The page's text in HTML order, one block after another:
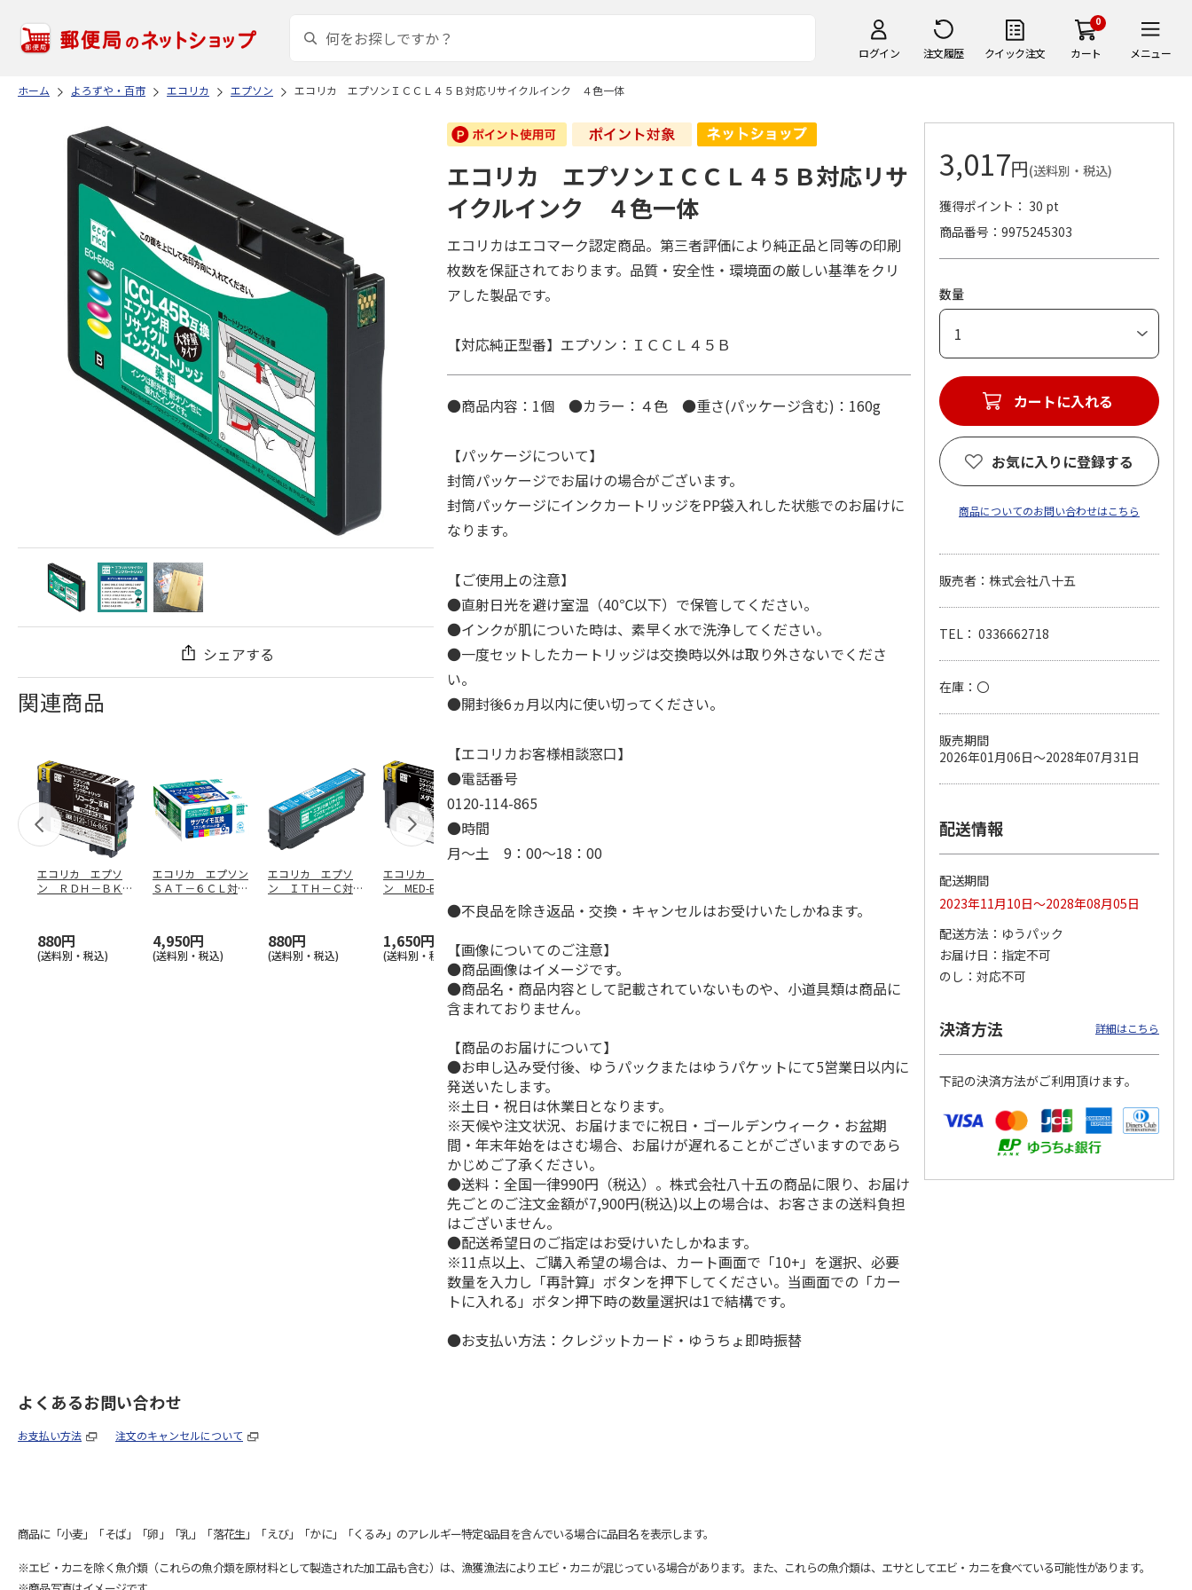
ログイン 注文履歴 クイック注文
0
カート メニュー
ホーム よろずや・百市 エコリカ エプソン エコリカ エプソンＩＣＣＬ４５Ｂ対応リサイクルインク ４色一体
シェアする
関連商品
エコリカ エプソ
ン ＲＤＨ－ＢＫ対
880円
(送料別・税込)
エコリカ エプソン
ＳＡＴ－６ＣＬ対応
4,950円
(送料別・税込)
エコリカ エプソ
ン ＩＴＨ－Ｃ対応
880円
(送料別・税込)
エコリカ エプソ
ン MED-BK対応リ
サイクルインク ブ
1,650円
(送料別・税込)
リサイクルインク
マゼン…
770円
(送料別・税込)
Ｌ対応リサイクルイ
ンク…
応リサイクルイン
ク ライ…
－Ｌ対応リサイクル
インク
エコリカ エプソ
ン ＭＵＧ－４ＣＬ
対応リサイクルイン
3,740円
(送料別・税込)
対応リサイクルイン
エコリカ エプソンＩＣＣＬ４５Ｂ対応リサ
イクルインク ４色一体
エコリカはエコマーク認定商品。第三者評価により純正品と同等の印刷
枚数を保証されております。品質・安全性・環境面の厳しい基準をクリ
アした製品です。
【対応純正型番】エプソン：ＩＣＣＬ４５Ｂ
●商品内容：1個 ●カラー：４色 ●重さ(パッケージ含む)：160g
【パッケージについて】
封筒パッケージでお届けの場合がございます。
封筒パッケージにインクカートリッジをPP袋入れした状態でのお届けに
なります。
【ご使用上の注意】
●直射日光を避け室温（40℃以下）で保管してください。
●インクが肌についた時は、素早く水で洗浄してください。
●一度セットしたカートリッジは交換時以外は取り外さないでくださ
い。
●開封後6ヵ月以内に使い切ってください。
【エコリカお客様相談窓口】
●電話番号
0120-114-865
●時間
月～土 9：00～18：00
●不良品を除き返品・交換・キャンセルはお受けいたしかねます。
【画像についてのご注意】
●商品画像はイメージです。
●商品名・商品内容として記載されていないものや、小道具類は商品に
含まれておりません。
【商品のお届けについて】
●お申し込み受付後、ゆうパックまたはゆうパケットにて5営業日以内に
発送いたします。
※土日・祝日は休業日となります。
※天候や注文状況、お届けまでに祝日・ゴールデンウィーク・お盆期
間・年末年始をはさむ場合、お届けが遅れることがございますのであら
かじめご了承ください。
●送料：全国一律990円（税込）。株式会社八十五の商品に限り、お届け
先ごとのご注文金額が7,900円(税込)以上の場合は、お客さまの送料負担
はございません。
●配送希望日のご指定はお受けいたしかねます。
※11点以上、ご購入希望の場合は、カート画面で「10+」を選択、必要
数量を入力し「再計算」ボタンを押下してください。当画面での「カー
トに入れる」ボタン押下時の数量選択は1で結構です。
●お支払い方法：クレジットカード・ゆうちょ即時振替
3,017円(送料別・税込)
獲得ポイント： 30 pt
商品番号
9975245303
数量
カートに入れる
お気に入りに登録する
商品についてのお問い合わせはこちら
販売者：株式会社八十五
TEL： 0336662718
在庫：〇
販売期間
2026年01月06日～2028年07月31日
配送情報
配送期間
2023年11月10日～2028年08月05日
配送方法
ゆうパック
お届け日
指定不可
のし
対応不可
決済方法 詳細はこちら
下記の決済方法がご利用頂けます。
よくあるお問い合わせ
お支払い方法 注文のキャンセルについて
商品に「小麦」「そば」「卵」「乳」「落花生」「えび」「かに」「くるみ」のアレルギー特定8品目を含んでいる場合に品目名を表示します。
※エビ・カニを除く魚介類（これらの魚介類を原材料として製造された加工品も含む）は、漁獲漁法によりエビ・カニが混じっている場合があります。また、これらの魚介類は、エサとしてエビ・カニを食べている可能性があります。